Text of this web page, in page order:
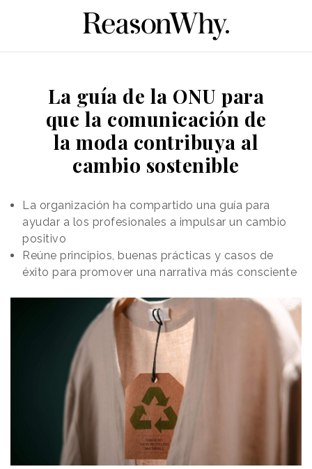
La guía de la ONU para
que la comunicación de
la moda contribuya al
cambio sostenible
La organización ha compartido una guía para
ayudar a los profesionales a impulsar un cambio
positivo
Reúne principios, buenas prácticas y casos de
éxito para promover una narrativa más consciente